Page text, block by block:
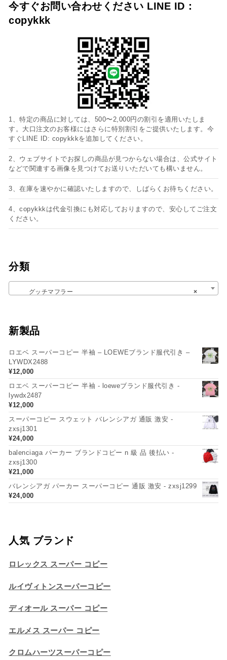
今すぐお問い合わせください LINE ID：
copykkk
1、特定の商品に対しては、500〜2,000円の割引を適用いたしま
す。大口注文のお客様にはさらに特別割引をご提供いたします。今
すぐLINE ID: copykkkを追加してください。
2、ウェブサイトでお探しの商品が見つからない場合は、公式サイト
などで関連する画像を見つけてお送りいただいても構いません。
3、在庫を速やかに確認いたしますので、しばらくお待ちください。
4、copykkkは代金引換にも対応しておりますので、安心してご注文
ください。
分類
×
グッチマフラー
新製品
ロエベ スーパーコピー 半袖 – LOEWEブランド服代引き –
LYWDX2488
¥12,000
ロエベ スーパーコピー 半袖 - loeweブランド服代引き -
lywdx2487
¥12,000
スーパーコピー スウェット バレンシアガ 通販 激安 -
zxsj1301
¥24,000
balenciaga パーカー ブランドコピー n 級 品 後払い -
zxsj1300
¥21,000
バレンシアガ パーカー スーパーコピー 通販 激安 - zxsj1299
¥24,000
人気 ブランド
ロレックス スーパー コピー
ルイヴィトンスーパーコピー
ディオール スーパー コピー
エルメス スーパー コピー
クロムハーツスーパーコピー